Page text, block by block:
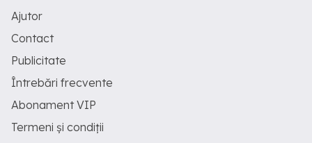
Ajutor
Contact
Publicitate
Întrebări frecvente
Abonament VIP
Termeni și condiții